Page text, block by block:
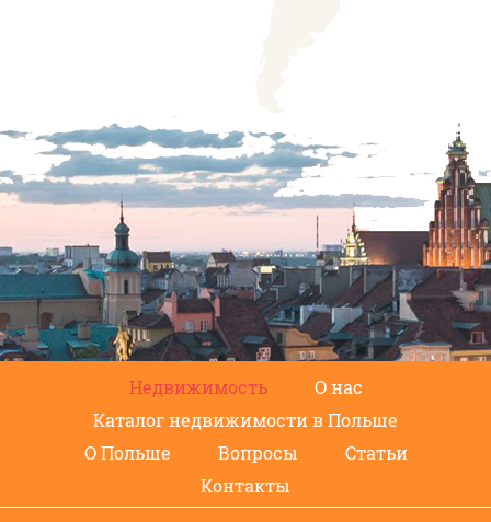
Недвижимость
О нас
Каталог недвижимости в Польше
О Польше
Вопросы
Статьи
Контакты